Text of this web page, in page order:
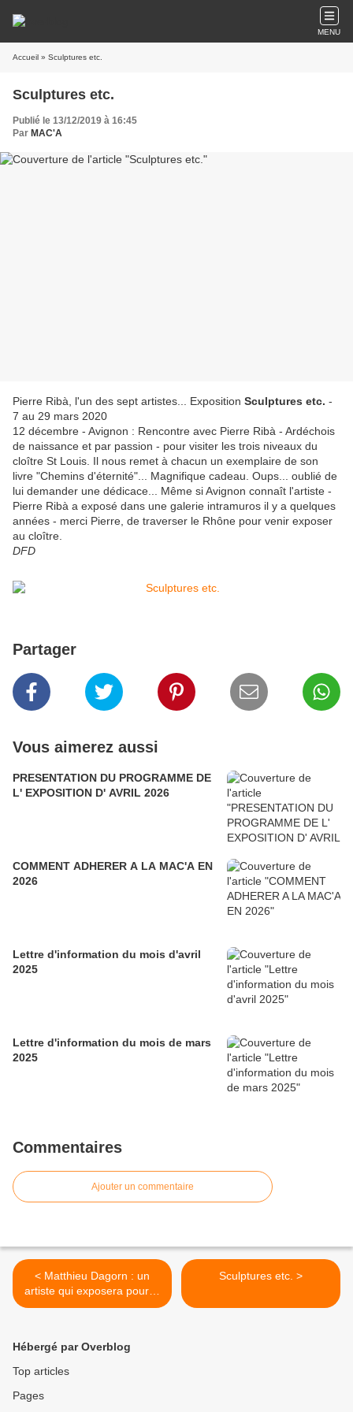
MENU
Accueil » Sculptures etc.
Sculptures etc.
Publié le 13/12/2019 à 16:45
Par MAC'A
Pierre Ribà, l'un des sept artistes... Exposition Sculptures etc. -
7 au 29 mars 2020
12 décembre - Avignon : Rencontre avec Pierre Ribà - Ardéchois
de naissance et par passion - pour visiter les trois niveaux du
cloître St Louis. Il nous remet à chacun un exemplaire de son
livre "Chemins d'éternité"... Magnifique cadeau. Oups... oublié de
lui demander une dédicace... Même si Avignon connaît l'artiste -
Pierre Ribà a exposé dans une galerie intramuros il y a quelques
années - merci Pierre, de traverser le Rhône pour venir exposer
au cloître.
DFD
Partager
Vous aimerez aussi
PRESENTATION DU PROGRAMME DE
L' EXPOSITION D' AVRIL 2026
COMMENT ADHERER A LA MAC'A EN
2026
Lettre d'information du mois d'avril
2025
Lettre d'information du mois de mars
2025
Commentaires
Ajouter un commentaire
< Matthieu Dagorn : un
artiste qui exposera pour la
MAC'A en mars 2020
Sculptures etc. >
Hébergé par Overblog
Top articles
Pages